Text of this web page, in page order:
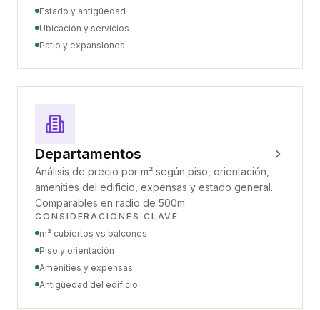
Estado y antigüedad
Ubicación y servicios
Patio y expansiones
Departamentos
Análisis de precio por m² según piso, orientación,
amenities del edificio, expensas y estado general.
Comparables en radio de 500m.
CONSIDERACIONES CLAVE
m² cubiertos vs balcones
Piso y orientación
Amenities y expensas
Antigüedad del edificio